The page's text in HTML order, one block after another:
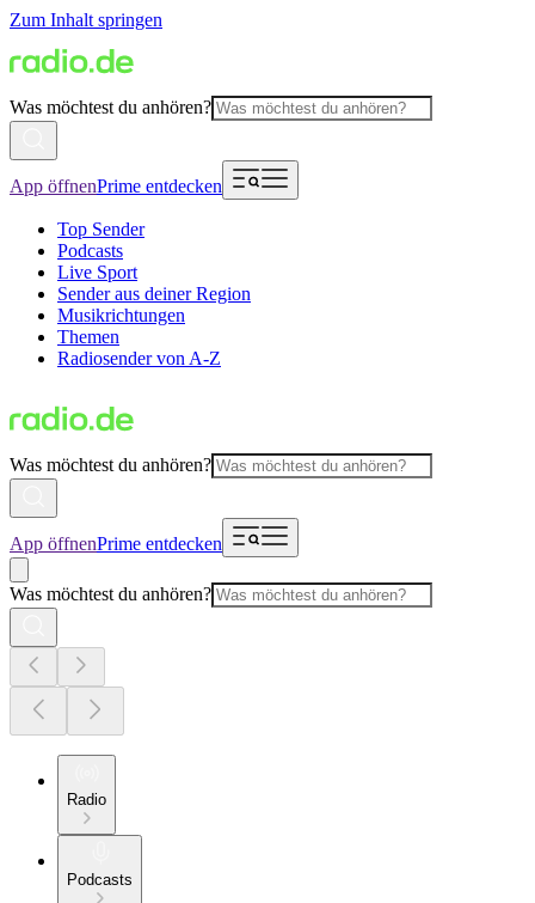
Zum Inhalt springen
Was möchtest du anhören?
App öffnenPrime entdecken
Top Sender
Podcasts
Live Sport
Sender aus deiner Region
Musikrichtungen
Themen
Radiosender von A-Z
Was möchtest du anhören?
App öffnenPrime entdecken
Was möchtest du anhören?
Radio
Podcasts